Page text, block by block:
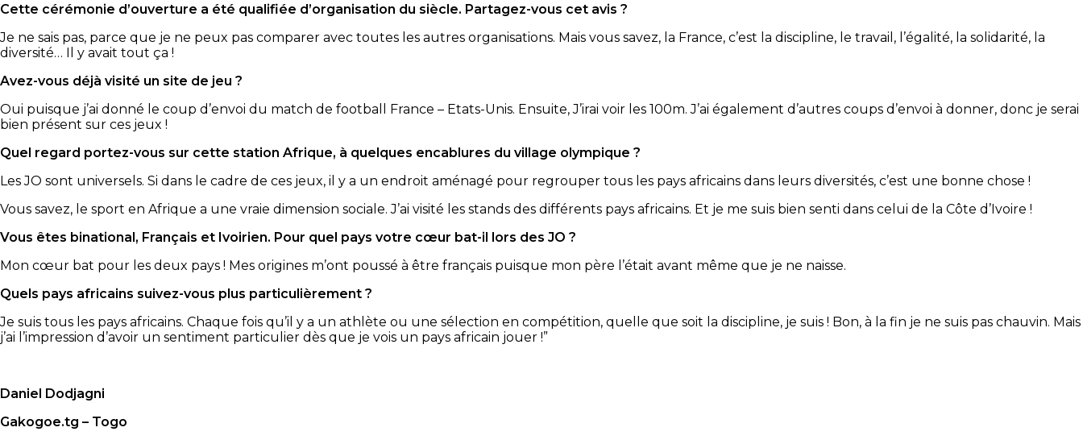
Cette cérémonie d’ouverture a été qualifiée d’organisation du siècle. Partagez-vous cet avis ?
Je ne sais pas, parce que je ne peux pas comparer avec toutes les autres organisations. Mais vous savez, la France, c’est la discipline, le travail, l’égalité, la solidarité, la
diversité… Il y avait tout ça !
Avez-vous déjà visité un site de jeu ?
Oui puisque j’ai donné le coup d’envoi du match de football France – Etats-Unis. Ensuite, J’irai voir les 100m. J’ai également d’autres coups d’envoi à donner, donc je serai
bien présent sur ces jeux !
Quel regard portez-vous sur cette station Afrique, à quelques encablures du village olympique ?
Les JO sont universels. Si dans le cadre de ces jeux, il y a un endroit aménagé pour regrouper tous les pays africains dans leurs diversités, c’est une bonne chose !
Vous savez, le sport en Afrique a une vraie dimension sociale. J’ai visité les stands des différents pays africains. Et je me suis bien senti dans celui de la Côte d’Ivoire !
Vous êtes binational, Français et Ivoirien. Pour quel pays votre cœur bat-il lors des JO ?
Mon cœur bat pour les deux pays ! Mes origines m’ont poussé à être français puisque mon père l’était avant même que je ne naisse.
Quels pays africains suivez-vous plus particulièrement ?
Je suis tous les pays africains. Chaque fois qu’il y a un athlète ou une sélection en compétition, quelle que soit la discipline, je suis ! Bon, à la fin je ne suis pas chauvin. Mais
j’ai l’impression d’avoir un sentiment particulier dès que je vois un pays africain jouer !”
Daniel Dodjagni
Gakogoe.tg – Togo